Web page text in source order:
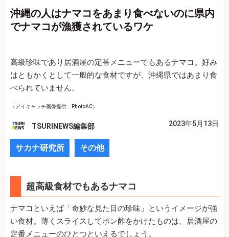
沖縄の人はナマコをあまり食べないのに県内
でナマコが漁獲されているワケ
高級珍味であり居酒屋の定番メニューでもあるナマコ。好み
はともかくとして一般的な食材ですが、沖縄県ではあまり食
べられていません。
（アイキャッチ画像提供：PhotoAC）
TSURINEWS編集部 2023年5月13日
サカナ研究所 その他
超高級食材でもあるナマコ
ナマコといえば「奇妙な見た目の珍味」というイメージが強
い食材。薄くスライスしてポン酢をかけたものは、居酒屋の
定番メニューのひとつといえるでしょう。